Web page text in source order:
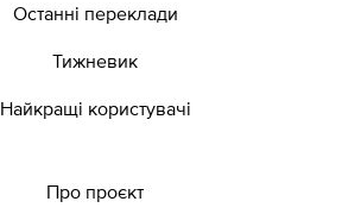
Останні переклади
Тижневик
Найкращі користувачі
Про проєкт